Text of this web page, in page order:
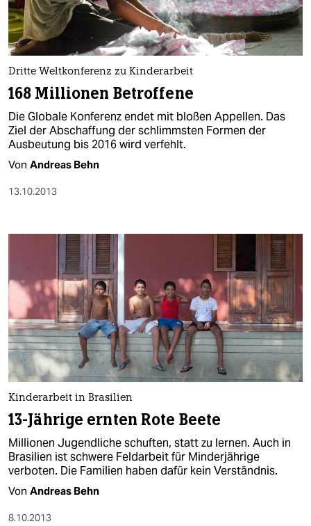
Dritte Weltkonferenz zu Kinderarbeit
168 Millionen Betroffene
Die Globale Konferenz endet mit bloßen Appellen. Das
Ziel der Abschaffung der schlimmsten Formen der
Ausbeutung bis 2016 wird verfehlt.
Von Andreas Behn
13.10.2013
Kinderarbeit in Brasilien
13-Jährige ernten Rote Beete
Millionen Jugendliche schuften, statt zu lernen. Auch in
Brasilien ist schwere Feldarbeit für Minderjährige
verboten. Die Familien haben dafür kein Verständnis.
Von Andreas Behn
8.10.2013